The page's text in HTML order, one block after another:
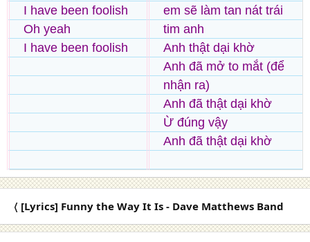
I have been foolish
Oh yeah
I have been foolish
em sẽ làm tan nát trái
tim anh
Anh thật dại khờ
Anh đã mở to mắt (để
nhận ra)
Anh đã thật dại khờ
Ừ đúng vậy
Anh đã thật dại khờ
〈 [Lyrics] Funny the Way It Is - Dave Matthews Band